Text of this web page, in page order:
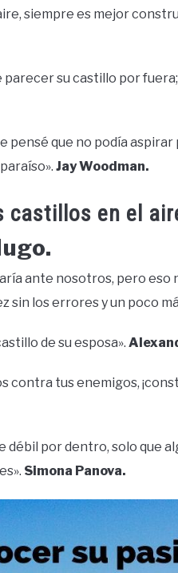
siempre es mejor
parecer su castillo por
pensé que no podía
Jay Woodman.
castillos en el
ante nosotros, pero eso
sin los errores y un poco
de su esposa».
contra tus enemigos,
débil por dentro, solo que
Simona Panova.